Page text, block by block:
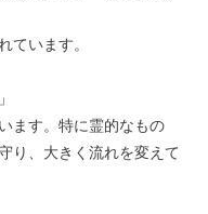
ています。
ます。特に霊的なもの
り、大きく流れを変えて